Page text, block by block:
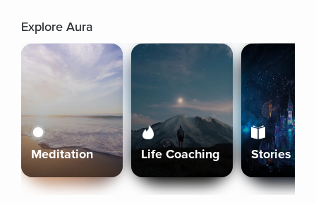
Explore Aura
Meditation Life Coaching Stories